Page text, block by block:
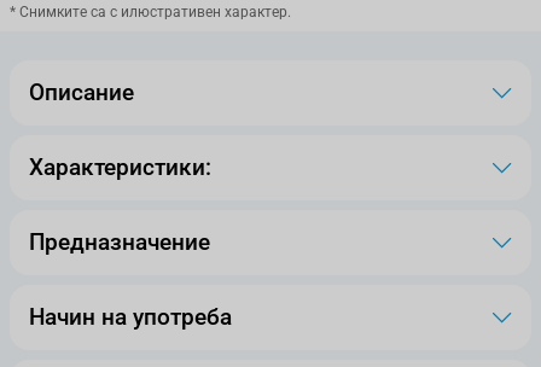
* Снимките са с илюстративен характер.
Описание
Характеристики:
Предназначение
Начин на употреба